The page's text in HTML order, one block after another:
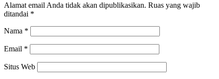
Alamat email Anda tidak akan dipublikasikan. Ruas yang wajib
ditandai *
Nama *
Email *
Situs Web